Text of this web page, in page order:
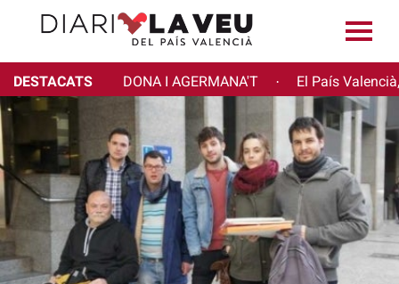
DESTACATS DONA I AGERMANA'T · El País